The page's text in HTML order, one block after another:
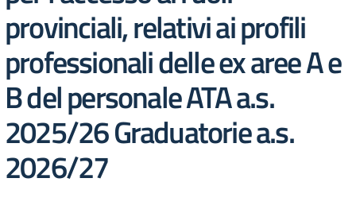
provinciali, relativi ai profili
professionali delle ex aree A e
B del personale ATA a.s.
2025/26 Graduatorie a.s.
2026/27